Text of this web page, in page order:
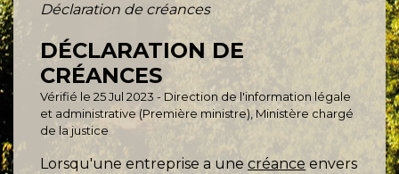
Déclaration de créances
DÉCLARATION DE
CRÉANCES
Vérifié le 25 Jul 2023 - Direction de l'information légale
et administrative (Première ministre), Ministère chargé
de la justice
Lorsqu'une entreprise a une créance envers